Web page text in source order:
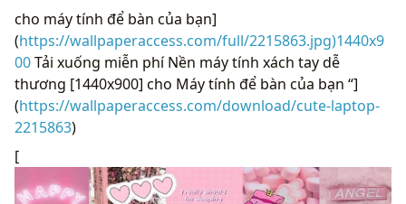
cho máy tính để bàn của bạn]
(https://wallpaperaccess.com/full/2215863.jpg)1440x9
00Tải xuống miễn phí Nền máy tính xách tay dễ
thương [1440x900] cho Máy tính để bàn của bạn “]
(https://wallpaperaccess.com/download/cute-laptop-
2215863)
[